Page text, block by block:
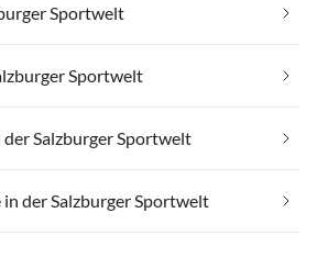
Sportwelt
Sportwelt
Salzburger Sportwelt
der Salzburger Sportwelt